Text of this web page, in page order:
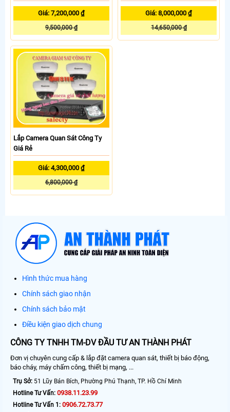
Giá: 7,200,000 ₫
9,500,000 ₫
Giá: 8,000,000 ₫
14,650,000 ₫
Lắp Camera Quan Sát Công Ty
Giá Rẻ
Giá: 4,300,000 ₫
6,800,000 ₫
Hình thức mua hàng
Chính sách giao nhận
Chính sách bảo mật
Điều kiện giao dịch chung
CÔNG TY TNHH TM-DV ĐẦU TƯ AN THÀNH PHÁT
Đơn vị chuyên cung cấp & lắp đặt camera quan sát, thiết bị báo động,
báo cháy, máy chấm công, thiết bị mạng, ...
Trụ Sở: 51 Lũy Bán Bích, Phường Phú Thạnh, TP. Hồ Chí Minh
Hotline Tư Vấn: 0938.11.23.99
Hotline Tư Vấn 1: 0906.72.73.77